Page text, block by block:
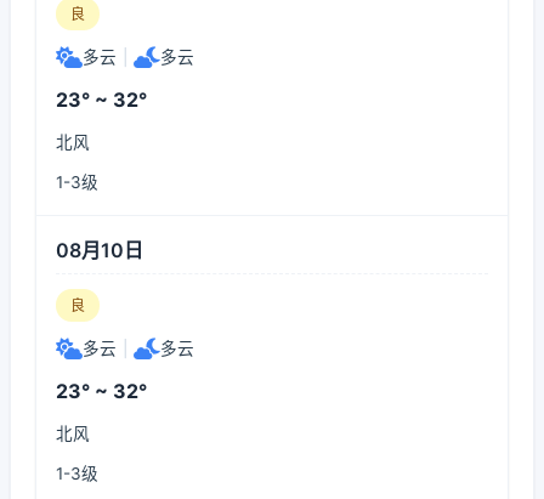
良
多云 多云
23° ~ 32°
北风
1-3级
08月10日
良
多云 多云
23° ~ 32°
北风
1-3级